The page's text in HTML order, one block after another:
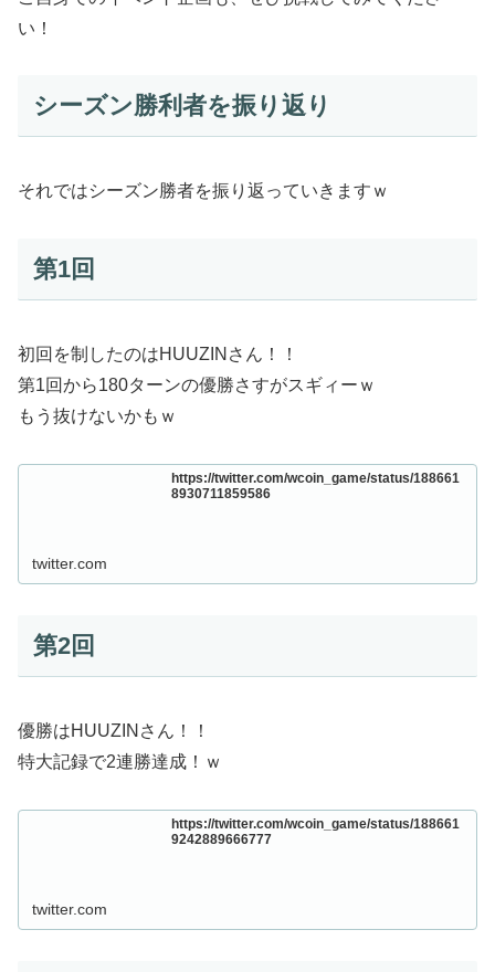
い！
シーズン勝利者を振り返り
それではシーズン勝者を振り返っていきますｗ
第1回
初回を制したのはHUUZINさん！！
第1回から180ターンの優勝さすがスギィーｗ
もう抜けないかもｗ
https://twitter.com/wcoin_game/status/188661
8930711859586
twitter.com
第2回
優勝はHUUZINさん！！
特大記録で2連勝達成！ｗ
https://twitter.com/wcoin_game/status/188661
9242889666777
twitter.com